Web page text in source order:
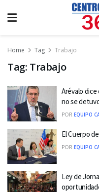
Home Tag Trabajo
Tag: Trabajo
Arévalo
no se
POR EQUIPO
El Cuerpo
POR EQUIPO
Ley de